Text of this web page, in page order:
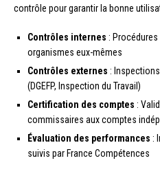
contrôle pour garantir la bonne
Contrôles internes :
organismes eux-mêmes
Contrôles externes :
(DGEFP, Inspection du Travail)
Certification des comptes :
commissaires aux comptes
Évaluation des performances :
suivis par France Compétences